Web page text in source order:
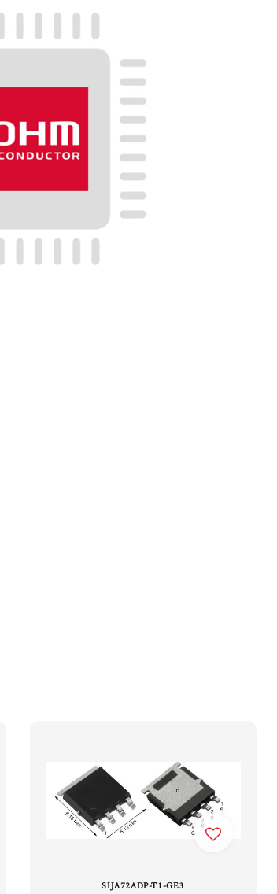
SIJA72ADP-T1-GE3